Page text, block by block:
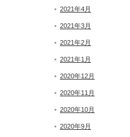
2021年4月
2021年3月
2021年2月
2021年1月
2020年12月
2020年11月
2020年10月
2020年9月